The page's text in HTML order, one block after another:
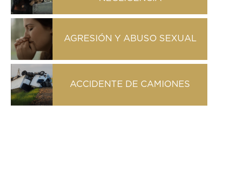
AGRESIÓN Y ABUSO SEXUAL
ACCIDENTE DE CAMIONES